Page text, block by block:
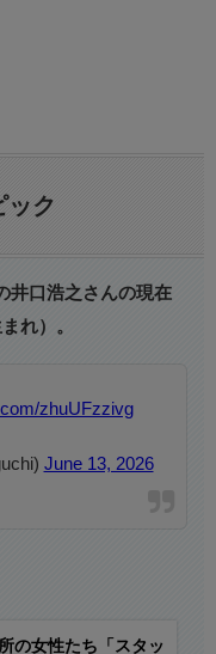
ック
井口浩之さんの現在
れ）。
zhuUFzzivg
June 13, 2026
の女性たち「スタッ